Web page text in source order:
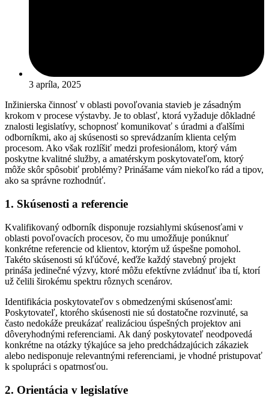
3 apríla, 2025
Inžinierska činnosť v oblasti povoľovania stavieb je zásadným
krokom v procese výstavby. Je to oblasť, ktorá vyžaduje dôkladné
znalosti legislatívy, schopnosť komunikovať s úradmi a ďalšími
odborníkmi, ako aj skúsenosti so sprevádzaním klienta celým
procesom. Ako však rozlíšiť medzi profesionálom, ktorý vám
poskytne kvalitné služby, a amatérskym poskytovateľom, ktorý
môže skôr spôsobiť problémy? Prinášame vám niekoľko rád a tipov,
ako sa správne rozhodnúť.
1. Skúsenosti a referencie
Kvalifikovaný odborník disponuje rozsiahlymi skúsenosťami v
oblasti povoľovacích procesov, čo mu umožňuje ponúknuť
konkrétne referencie od klientov, ktorým už úspešne pomohol.
Takéto skúsenosti sú kľúčové, keďže každý stavebný projekt
prináša jedinečné výzvy, ktoré môžu efektívne zvládnuť iba tí, ktorí
už čelili širokému spektru rôznych scenárov.
Identifikácia poskytovateľov s obmedzenými skúsenosťami:
Poskytovateľ, ktorého skúsenosti nie sú dostatočne rozvinuté, sa
často nedokáže preukázať realizáciou úspešných projektov ani
dôveryhodnými referenciami. Ak daný poskytovateľ neodpovedá
konkrétne na otázky týkajúce sa jeho predchádzajúcich zákaziek
alebo nedisponuje relevantnými referenciami, je vhodné pristupovať
k spolupráci s opatrnosťou.
2. Orientácia v legislatíve